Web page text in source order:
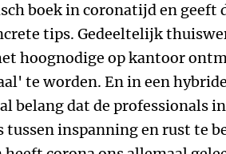
boek in coronatijd en geeft
tips. Gedeeltelijk
hoognodige op kantoor
te worden. En in een
belang dat de professionals
tussen inspanning en rust te